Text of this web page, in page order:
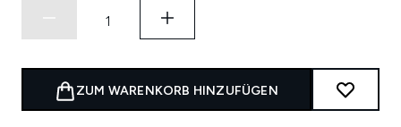
ZUM WARENKORB HINZUFÜGEN